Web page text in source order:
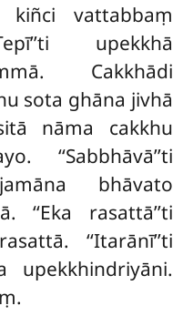
kiñci vattabbaṃ
upekkhā
Cakkhādi
sota ghāna jivhā
nāma cakkhu
‘‘Sabbhāvā’’ti
bhāvato
rasattā’’ti
‘‘Itarānī’’ti
upekkhindriyāni.